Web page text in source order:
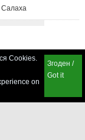
Салаха
Cookies.
on
Згоден /
Got it